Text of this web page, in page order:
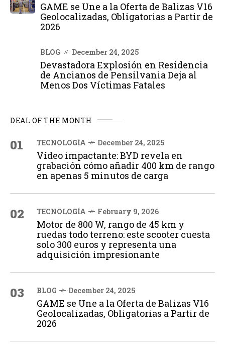
GAME se Une a la Oferta de Balizas V16
Geolocalizadas, Obligatorias a Partir de
2026
BLOG December 24, 2025
Devastadora Explosión en Residencia
de Ancianos de Pensilvania Deja al
Menos Dos Víctimas Fatales
DEAL OF THE MONTH
01 TECNOLOGÍA December 24, 2025
Vídeo impactante: BYD revela en
grabación cómo añadir 400 km de rango
en apenas 5 minutos de carga
02 TECNOLOGÍA February 9, 2026
Motor de 800 W, rango de 45 km y
ruedas todo terreno: este scooter cuesta
solo 300 euros y representa una
adquisición impresionante
03 BLOG December 24, 2025
GAME se Une a la Oferta de Balizas V16
Geolocalizadas, Obligatorias a Partir de
2026